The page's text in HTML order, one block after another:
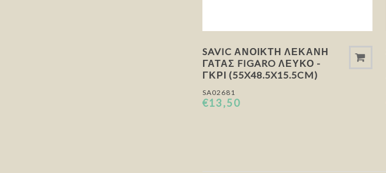
SAVIC ΑΝΟΙΚΤΉ ΛΕΚΆΝΗ
ΓΆΤΑΣ FIGARO ΛΕΥΚΌ -
ΓΚΡΙ (55X48.5X15.5CM)
SA02681
€13,50